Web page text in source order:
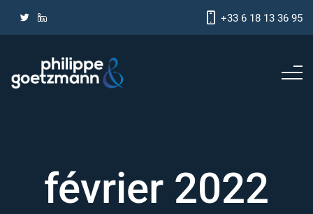
+33 6 18 13 36 95
février 2022